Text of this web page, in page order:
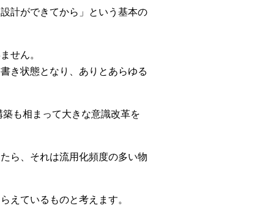
計ができてから」という基本の
せん。
き状態となり、ありとあらゆる
も相まって大きな意識改革を
ら、それは流用化頻度の多い物
えているものと考えます。